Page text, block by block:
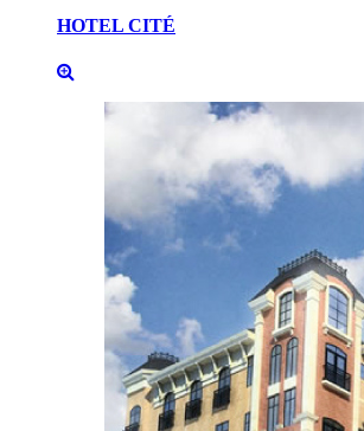
HOTEL CITÉ